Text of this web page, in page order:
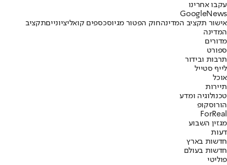
עקבו אחרינו
Googl eNews
אישור תקציב המדינהחוק הפטור מגיוסכספים קואליציונייםתקציב
המדינה
מדורים
ספורט
תרבות ובידור
לייף סטייל
אוכל
תיירות
טכנולוגיה ומדע
הורוסקופ
ForReal
מגזין השבוע
דעות
חדשות בארץ
חדשות בעולם
פוליטי